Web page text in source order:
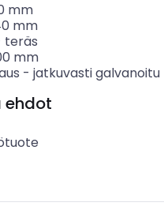
mm
mm
teräs
mm
- jatkuvasti galvanoitu
ehdot